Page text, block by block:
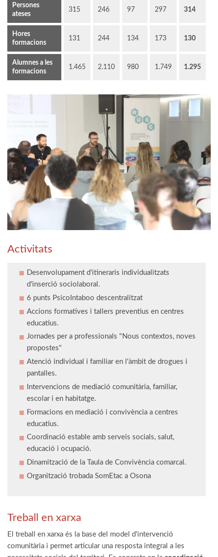
Persones
ateses
315 246 97 297 314
Hores
formacions
131 244 134 173 130
Alumnes a les
formacions
1.465 2.110 980 1.749 1.295
Activitats
Desenvolupament d'itineraris individualitzats
d'inserció sociolaboral.
6 punts PsicoIntaboo descentralitzat
Accions formatives i tallers preventius en centres
educatius.
Jornades per a professionals "Nous contextos, noves
propostes"
Atenció individual i familiar en l'àmbit de drogues i
pantalles.
Intervencions de mediació comunitària, familiar,
escolar i en habitatge.
Formacions en mediació i convivència a centres
educatius.
Coordinació estable amb serveis socials, salut,
educació i ocupació.
Dinamització de la Taula de Convivència comarcal.
Organització trobada SomEtac a Osona
Treball en xarxa
El treball en xarxa és la base del model d'intervenció
comunitària i permet articular una resposta integral a les